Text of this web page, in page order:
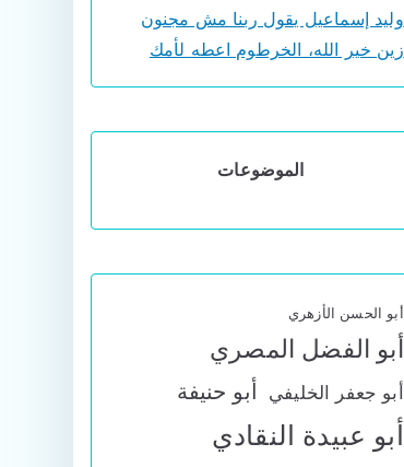
وليد إسماعيل يقول ربنا مش مجنون
زين خير الله، الخرطوم اعطه لأمك
الموضوعات
أبو الحسن الأزهري
أبو الفضل المصري
أبو جعفر الخليفي أبو حنيفة
أبو عبيدة النقادي